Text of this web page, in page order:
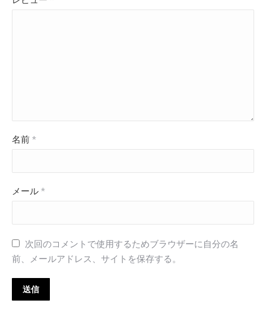
名前 *
メール *
次回のコメントで使用するためブラウザーに自分の名
前、メールアドレス、サイトを保存する。